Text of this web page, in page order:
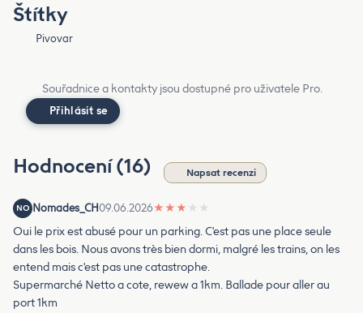
Štítky
Pivovar
Souřadnice a kontakty jsou dostupné pro uživatele Pro.
Přihlásit se
Hodnocení (16) Napsat recenzi
NO Nomades_CH09.06.2026★ ★ ★ ★ ★
Oui le prix est abusé pour un parking. C'est pas une place seule
dans les bois. Nous avons très bien dormi, malgré les trains, on les
entend mais c'est pas une catastrophe.
Supermarché Netto a cote, rewew a 1km. Ballade pour aller au
port 1km